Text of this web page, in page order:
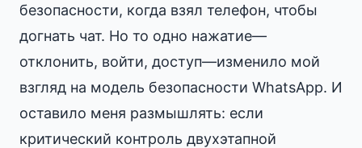
безопасности, когда взял телефон, чтобы
догнать чат. Но то одно нажатие—
отклонить, войти, доступ—изменило мой
взгляд на модель безопасности WhatsApp. И
оставило меня размышлять: если
критический контроль двухэтапной